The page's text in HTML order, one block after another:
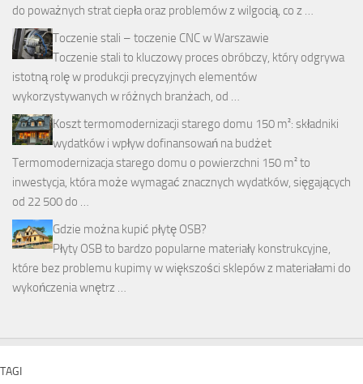
do poważnych strat ciepła oraz problemów z wilgocią, co z …
Toczenie stali – toczenie CNC w Warszawie
Toczenie stali to kluczowy proces obróbczy, który odgrywa
istotną rolę w produkcji precyzyjnych elementów
wykorzystywanych w różnych branżach, od …
Koszt termomodernizacji starego domu 150 m²: składniki
wydatków i wpływ dofinansowań na budżet
Termomodernizacja starego domu o powierzchni 150 m² to
inwestycja, która może wymagać znacznych wydatków, sięgających
od 22 500 do …
Gdzie można kupić płytę OSB?
Płyty OSB to bardzo popularne materiały konstrukcyjne,
które bez problemu kupimy w większości sklepów z materiałami do
wykończenia wnętrz …
TAGI